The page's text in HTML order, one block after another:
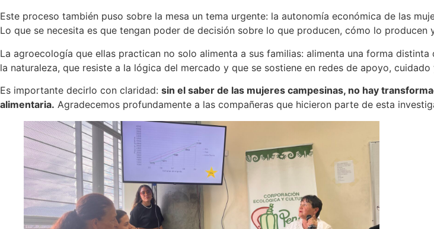
Este proceso también puso sobre la mesa un tema urgente: la autonomía económica de las
Lo que se necesita es que tengan poder de decisión sobre lo que producen, cómo lo
La agroecología que ellas practican no solo alimenta a sus familias: alimenta una forma
la naturaleza, que resiste a la lógica del mercado y que se sostiene en redes de apoyo, cuidado
Es importante decirlo con claridad: sin el saber de las mujeres campesinas, no hay
alimentaria. Agradecemos profundamente a las compañeras que hicieron parte de esta